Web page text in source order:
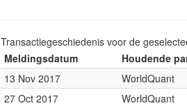
Transactiegeschiedenis voor de
Meldingsdatum
Houdende
13 Nov 2017
WorldQuant
27 Oct 2017
WorldQuant